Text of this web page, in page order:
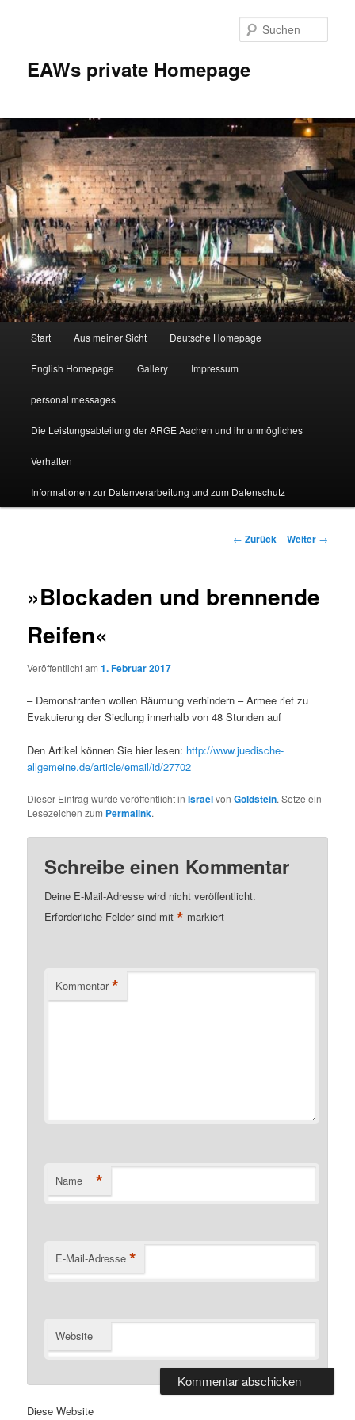
EAWs private Homepage
Start Aus meiner Sicht Deutsche Homepage
English Homepage Gallery Impressum
personal messages
Die Leistungsabteilung der ARGE Aachen und ihr unmögliches
Verhalten
Informationen zur Datenverarbeitung und zum Datenschutz
Beitragsnavigation
← Zurück Weiter →
»Blockaden und brennende
Reifen«
Veröffentlicht am1. Februar 2017
– Demonstranten wollen Räumung verhindern – Armee rief zu
Evakuierung der Siedlung innerhalb von 48 Stunden auf
Den Artikel können Sie hier lesen: http://www.juedische-
allgemeine.de/article/email/id/27702
Dieser Eintrag wurde veröffentlicht inIsraelvonGoldstein. Setze ein
Lesezeichen zum Permalink.
Schreibe einen Kommentar
Deine E-Mail-Adresse wird nicht veröffentlicht.
Erforderliche Felder sind mit* markiert
Kommentar *
Name *
E-Mail-Adresse *
Website
Diese Website